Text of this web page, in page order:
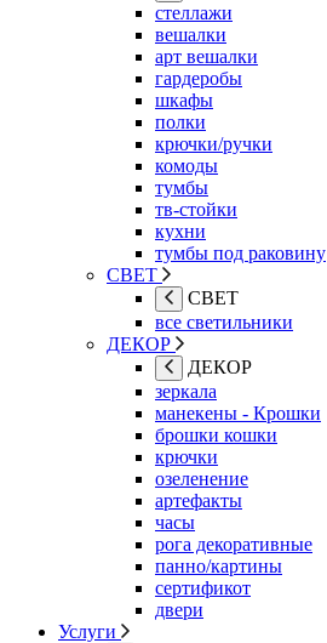
стеллажи
вешалки
арт вешалки
гардеробы
шкафы
полки
крючки/ручки
комоды
тумбы
тв-стойки
кухни
тумбы под раковину
СВЕТ
СВЕТ
все светильники
ДЕКОР
ДЕКОР
зеркала
манекены - Крошки
брошки кошки
крючки
озеленение
артефакты
часы
рога декоративные
панно/картины
сертификот
двери
Услуги